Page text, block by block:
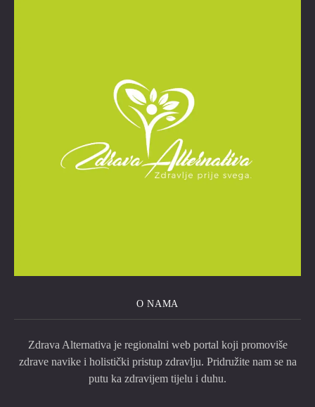
O NAMA
Zdrava Alternativa je regionalni web portal koji promoviše
zdrave navike i holistički pristup zdravlju. Pridružite nam se na
putu ka zdravijem tijelu i duhu.